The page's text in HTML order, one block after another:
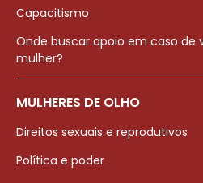
Capacitismo
Onde buscar apoio em caso de
mulher?
MULHERES DE OLHO
Direitos sexuais e reprodutivos
Política e poder